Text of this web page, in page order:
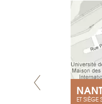
ET